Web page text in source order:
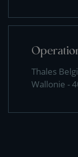
Thales
Wallonie -